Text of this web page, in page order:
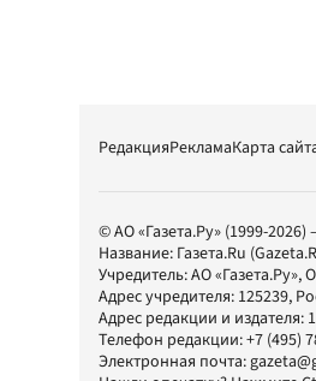
РедакцияРекламаКарта
© АО «Газета.Ру» (1999-2026)
Название: Газета.Ru
Учредитель:АО «Газета.Ру»,
Адрес учредителя: 125239,
Адрес редакции и издателя:
Телефон редакции:+7 (495)
Электронная почта: